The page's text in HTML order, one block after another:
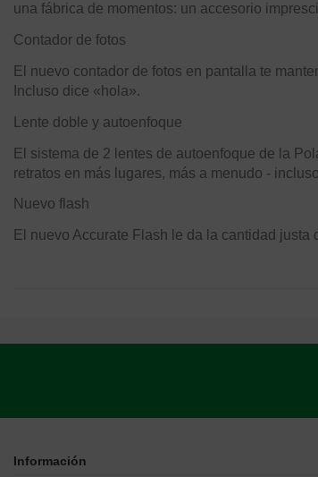
una fábrica de momentos: un accesorio
Contador de fotos
El nuevo contador de fotos en pantalla te
Incluso dice «hola».
Lente doble y autoenfoque
El sistema de 2 lentes de autoenfoque de la
retratos en más lugares, más a menudo -
Nuevo flash
El nuevo Accurate Flash le da la cantidad
Información